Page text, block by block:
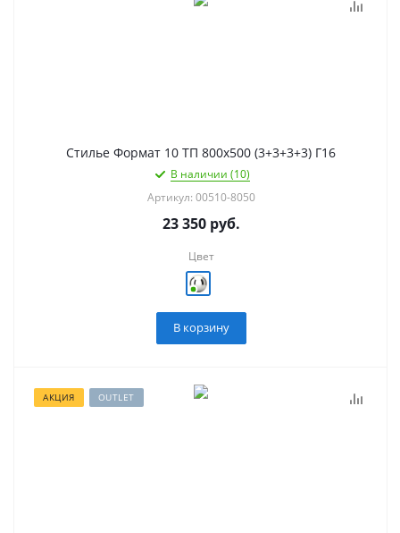
Стилье Формат 10 ТП 800х500 (3+3+3+3) Г16
В наличии (10)
Артикул: 00510-8050
23 350руб.
Цвет
В корзину
АКЦИЯ OUTLET